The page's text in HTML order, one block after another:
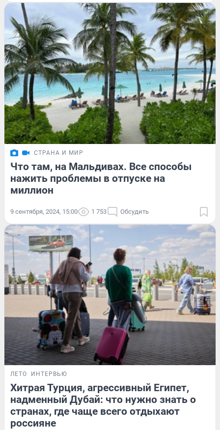
СТРАНА И МИР
Что там, на Мальдивах. Все способы
нажить проблемы в отпуске на
миллион
9 сентября, 2024, 15:00 1 753 Обсудить
ЛЕТО ИНТЕРВЬЮ
Хитрая Турция, агрессивный Египет,
надменный Дубай: что нужно знать о
странах, где чаще всего отдыхают
россияне